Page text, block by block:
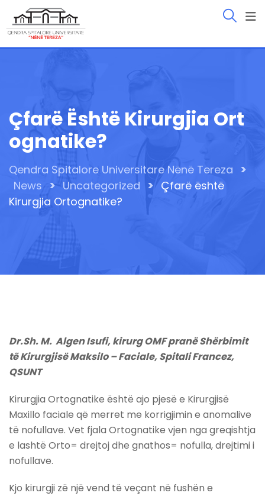
content
Çfarë Është Kirurgjia Ort
Ognatike?
Qendra Spitalore Universitare Nënë Tereza >
News > Uncategorized > Çfarë është
Kirurgjia Ortognatike?
Dr.Sh. M. Algen Isufi, kirurg OMF pranë Shërbimit
të Kirurgjisë Maksilo – Faciale, Spitali Francez,
QSUNT
Kirurgjia Ortognatike është ajo pjesë e Kirurgjisë
Maxillo faciale që merret me korrigjimin e anomalive
të nofullave. Vet fjala Ortognatike vjen nga greqishtja
e lashtë Orto= drejtoj dhe gnathos= nofulla, drejtimi i
nofullave.
Kjo kirurgji zë një vend të veçant në fushën e